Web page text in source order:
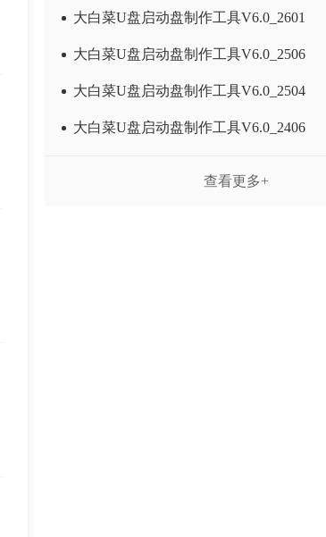
大白菜U盘启动盘制作工具V6.0_2601
大白菜U盘启动盘制作工具V6.0_2506
大白菜U盘启动盘制作工具V6.0_2504
大白菜U盘启动盘制作工具V6.0_2406
查看更多+